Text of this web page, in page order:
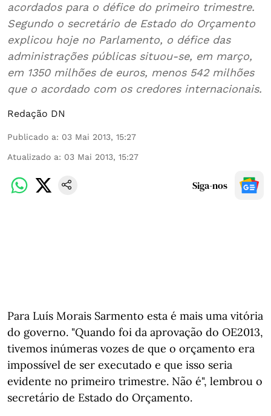
acordados para o défice do primeiro trimestre.
Segundo o secretário de Estado do Orçamento
explicou hoje no Parlamento, o défice das
administrações públicas situou-se, em março,
em 1350 milhões de euros, menos 542 milhões
que o acordado com os credores internacionais.
Redação DN
Publicado a: 03 Mai 2013, 15:27
Atualizado a: 03 Mai 2013, 15:27
Siga-nos
Para Luís Morais Sarmento esta é mais uma vitória
do governo. "Quando foi da aprovação do OE2013,
tivemos inúmeras vozes de que o orçamento era
impossível de ser executado e que isso seria
evidente no primeiro trimestre. Não é", lembrou o
secretário de Estado do Orçamento.